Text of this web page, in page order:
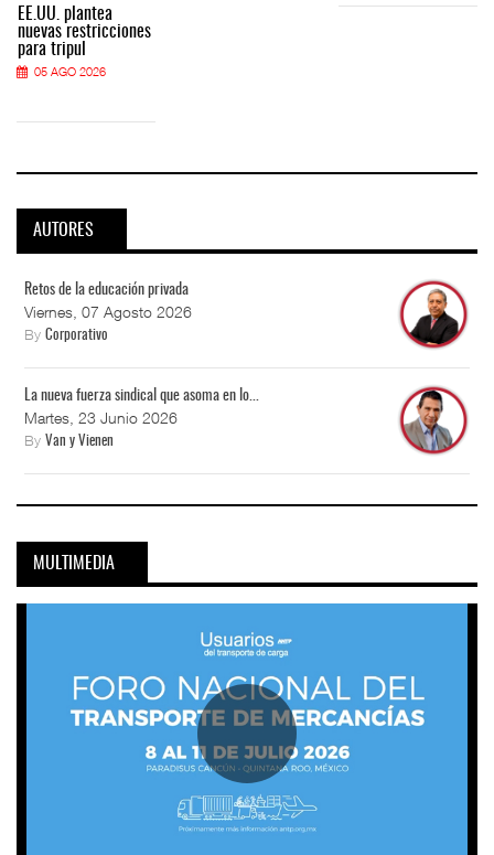
EE.UU. plantea
nuevas restricciones
para tripul
05 AGO 2026
AUTORES
Retos de la educación privada
Viernes, 07 Agosto 2026
By Corporativo
La nueva fuerza sindical que asoma en lo...
Martes, 23 Junio 2026
By Van y Vienen
MULTIMEDIA